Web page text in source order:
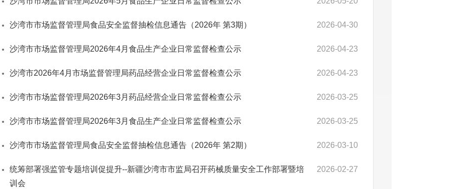
2026-04-30
沙湾市市场监督管理局食品安全监督抽检信息通告（2026年 第3期）
2026-04-23
沙湾市市场监督管理局2026年4月食品生产企业日常监督检查公示
2026-04-23
沙湾市2026年4月市场监督管理局药品经营企业日常监督检查公示
2026-03-25
沙湾市市场监督管理局2026年3月药品经营企业日常监督检查公示
2026-03-25
沙湾市市场监督管理局2026年3月食品生产企业日常监督检查公示
2026-03-10
沙湾市市场监督管理局食品安全监督抽检信息通告（2026年 第2期）
2026-02-27
统筹部署强监管专题培训促提升--新疆沙湾市市监局召开药械质量安全工作部署暨培
训会